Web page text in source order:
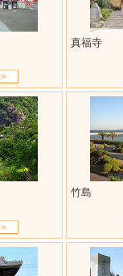
真福寺
竹島